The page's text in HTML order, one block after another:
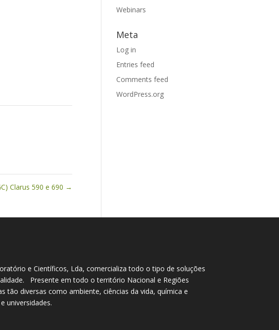
Clarus 590 e 690 →
Webinars
Meta
Log in
Entries feed
Comments feed
WordPress.org
e Científicos, Lda, comercializa todo o tipo de soluções
Presente em todo o território Nacional e Regiões
tão diversas como ambiente, ciências da vida, química e
universidades.